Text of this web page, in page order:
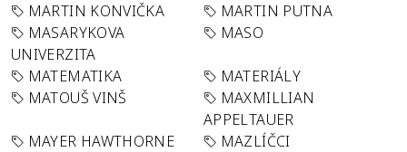
MARTIN KONVIČKA
MARTIN PUTNA
MASARYKOVA
UNIVERZITA
MASO
MATEMATIKA
MATERIÁLY
MATOUŠ VINŠ
MAXMILLIAN
APPELTAUER
MAYER HAWTHORNE
MAZLÍČCI